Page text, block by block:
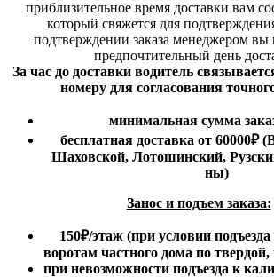
приблизительное время доставки вам
который свяжется для
подтверждении заказа менеджером вы
предпочтительный день
За час до доставки водитель
номеру для согласования
минимальная сумма
бесплатная доставка от 60000₽
Шаховской, Лотошинский,
ны)
Занос и подъем заказа:
150₽/этаж(при условии подъезда
воротам частного дома по твердой,
при невозможности подъезда к